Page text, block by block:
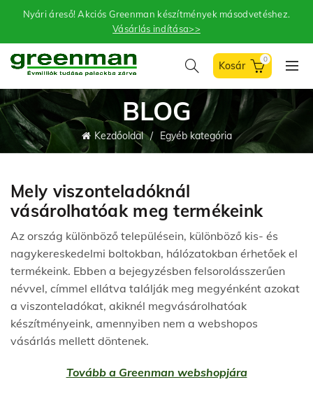
Nyári áreső! Akciós Greenman készítmények másodvetéshez.
Vásárlás indítása>>
0
BLOG
Kezdőoldal Egyéb kategória
Mely viszonteladóknál
vásárolhatóak meg termékeink
Az ország különböző településein, különböző kis- és
nagykereskedelmi boltokban, hálózatokban érhetőek el
termékeink. Ebben a bejegyzésben felsorolásszerűen
névvel, címmel ellátva találják meg megyénként azokat
a viszonteladókat, akiknél megvásárolhatóak
készítményeink, amennyiben nem a webshopos
vásárlás mellett döntenek.
Tovább a Greenman webshopjára